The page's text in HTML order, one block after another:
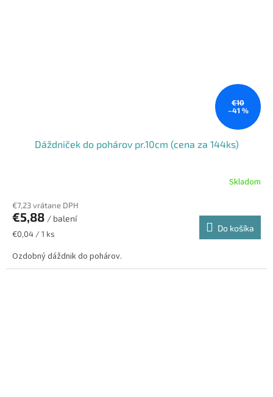
€10
–41 %
Dáždniček do pohárov pr.10cm (cena za 144ks)
Skladom
€7,23 vrátane DPH
€5,88 / balení
Jednotková
€0,04 / 1 ks
Do košíka
Ozdobný dáždnik do pohárov.